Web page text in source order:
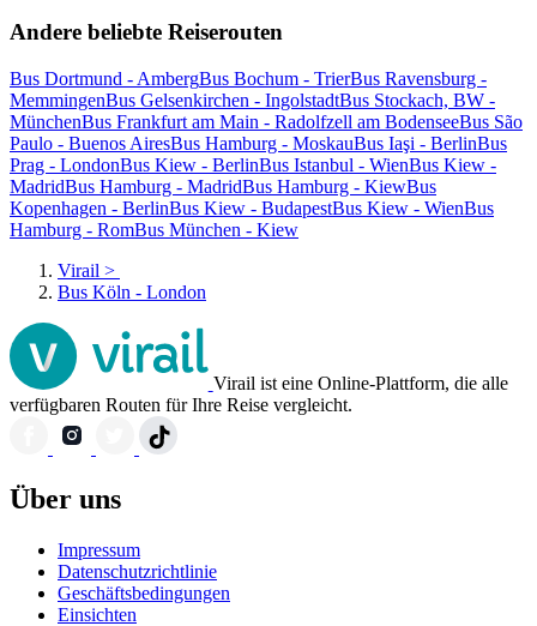
Andere beliebte Reiserouten
Bus Dortmund - AmbergBus Bochum - TrierBus Ravensburg -
MemmingenBus Gelsenkirchen - IngolstadtBus Stockach, BW -
MünchenBus Frankfurt am Main - Radolfzell am BodenseeBus São
Paulo - Buenos AiresBus Hamburg - MoskauBus Iaşi - BerlinBus
Prag - LondonBus Kiew - BerlinBus Istanbul - WienBus Kiew -
MadridBus Hamburg - MadridBus Hamburg - KiewBus
Kopenhagen - BerlinBus Kiew - BudapestBus Kiew - WienBus
Hamburg - RomBus München - Kiew
Virail >
Bus Köln - London
Virail ist eine Online-Plattform, die alle
verfügbaren Routen für Ihre Reise vergleicht.
Über uns
Impressum
Datenschutzrichtlinie
Geschäftsbedingungen
Einsichten